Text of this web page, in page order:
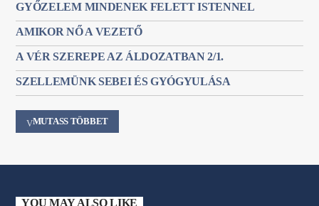
GYŐZELEM MINDENEK FELETT ISTENNEL
AMIKOR NŐ A VEZETŐ
A VÉR SZEREPE AZ ÁLDOZATBAN 2/1.
SZELLEMÜNK SEBEI ÉS GYÓGYULÁSA
MUTASS TÖBBET
YOU MAY ALSO LIKE